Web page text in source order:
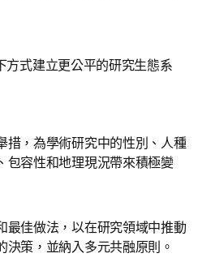
方式建立更公平的研究生態系
措，為學術研究中的性別、人種
包容性和地理現況帶來積極變
最佳做法，以在研究領域中推動
決策，並納入多元共融原則。